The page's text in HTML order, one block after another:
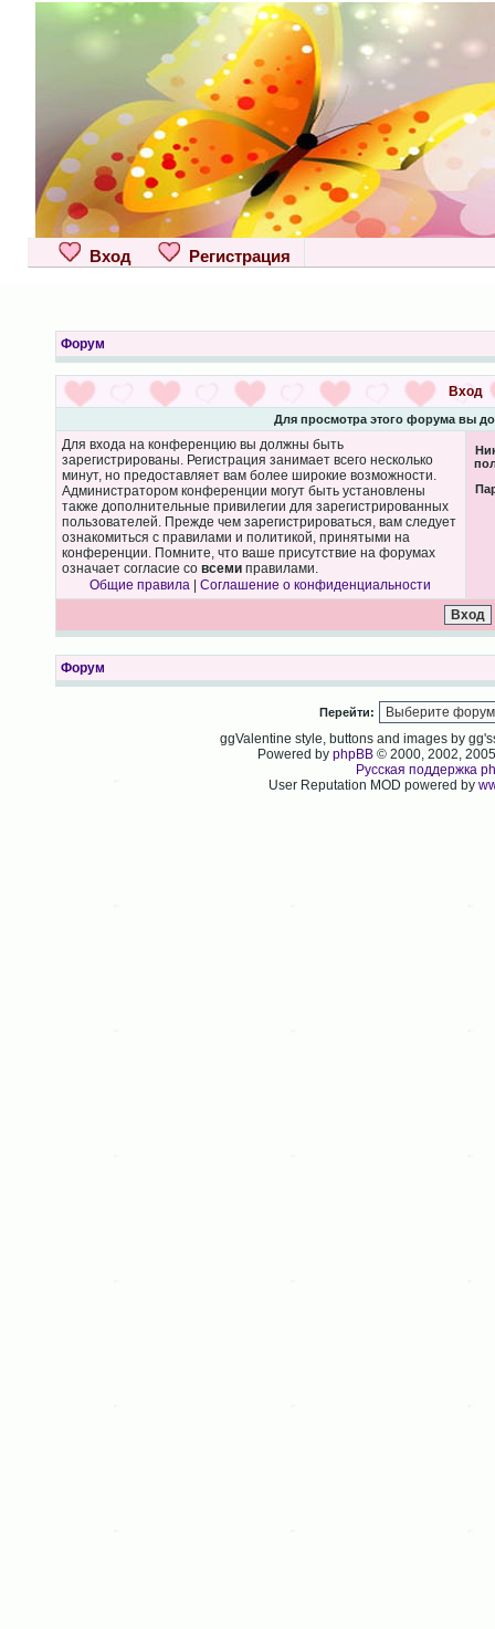
Вход Регистрация
Форум
Вход
Для просмотра этого форума вы
Для входа на конференцию вы должны быть
зарегистрированы. Регистрация занимает всего несколько
минут, но предоставляет вам более широкие возможности.
Администратором конференции могут быть установлены
также дополнительные привилегии для зарегистрированных
пользователей. Прежде чем зарегистрироваться, вам следует
ознакомиться с правилами и политикой, принятыми на
конференции. Помните, что ваше присутствие на форумах
означает согласие со всемиправилами.
Общие правила
Соглашение о конфиденциальности
Форум
Перейти:
ggValentine style, buttons and images by
Powered byphpBB © 2000, 2002,
Русская поддержка
User Reputation MOD powered by